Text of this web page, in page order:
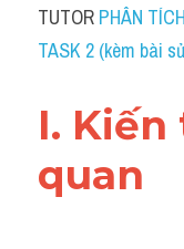
Grammar
Collocation
TUTOR PHÂN
TASK 2 (kèm bài
I.
quan